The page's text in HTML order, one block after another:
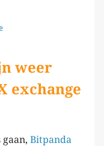
weer
exchange
gaan, Bitpanda